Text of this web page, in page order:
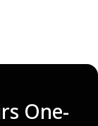
One-